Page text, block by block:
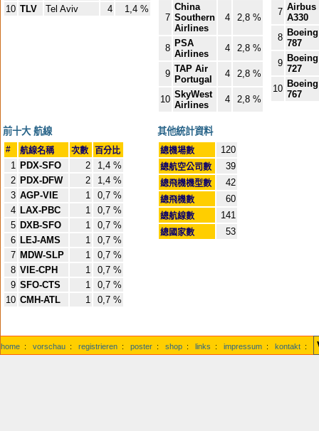
10 TLV Tel Aviv 4 1,4 %
7
China
Southern
Airlines
4 2,8 %
8 PSA
Airlines
4 2,8 %
9 TAP Air
Portugal
4 2,8 %
10 SkyWest
Airlines
4 2,8 %
7 Airbus
A330
8 Boeing
787
9 Boeing
727
10 Boeing
767
前十大 航線
# 航線名稱 次數 百分比
1 PDX-SFO 2
1,4 %
2 PDX-DFW 2
1,4 %
3 AGP-VIE 1
0,7 %
4 LAX-PBC 1
0,7 %
5 DXB-SFO 1
0,7 %
6 LEJ-AMS 1
0,7 %
7 MDW-SLP 1
0,7 %
8 VIE-CPH 1
0,7 %
9 SFO-CTS 1
0,7 %
10 CMH-ATL 1 0,7 %
其他統計資料
總機場數 120
總航空公司數 39
總飛機機型數 42
總飛機數 60
總航線數 141
總國家數 53
home : vorschau : registrieren : poster : shop : links : impressum : kontakt :